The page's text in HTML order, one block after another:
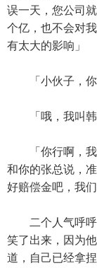
误一天，您公司
个亿，也不会对
有太大的影响」
「小伙子，你
「哦，我叫韩
「你行啊，我
和你的张总说，
好赔偿金吧，我们
二个人气呼呼
笑了出来，因为
道，自己已经拿